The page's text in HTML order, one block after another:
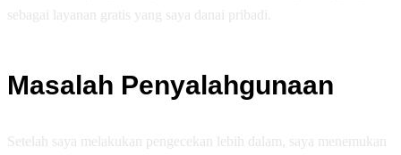
sebagai layanan gratis yang saya danai pribadi.
Masalah Penyalahgunaan
Setelah saya melakukan pengecekan lebih dalam, saya menemukan